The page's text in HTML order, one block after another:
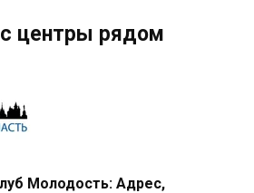
центры рядом
Молодость: Адрес,